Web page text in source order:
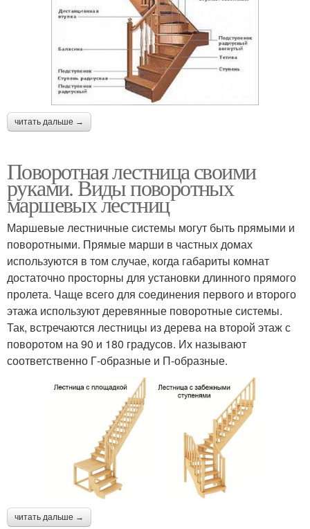
читать дальше →
Поворотная лестница своими
руками. Виды поворотных
маршевых лестниц
Маршевые лестничные системы могут быть прямыми и
поворотными. Прямые марши в частных домах
используются в том случае, когда габариты комнат
достаточно просторны для установки длинного прямого
пролета. Чаще всего для соединения первого и второго
этажа используют деревянные поворотные системы.
Так, встречаются лестницы из дерева на второй этаж с
поворотом на 90 и 180 градусов. Их называют
соответственно Г-образные и П-образные.
читать дальше →